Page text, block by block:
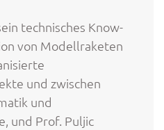
technisches Know-
von Modellraketen
und zwischen
und
und Prof. Puljic